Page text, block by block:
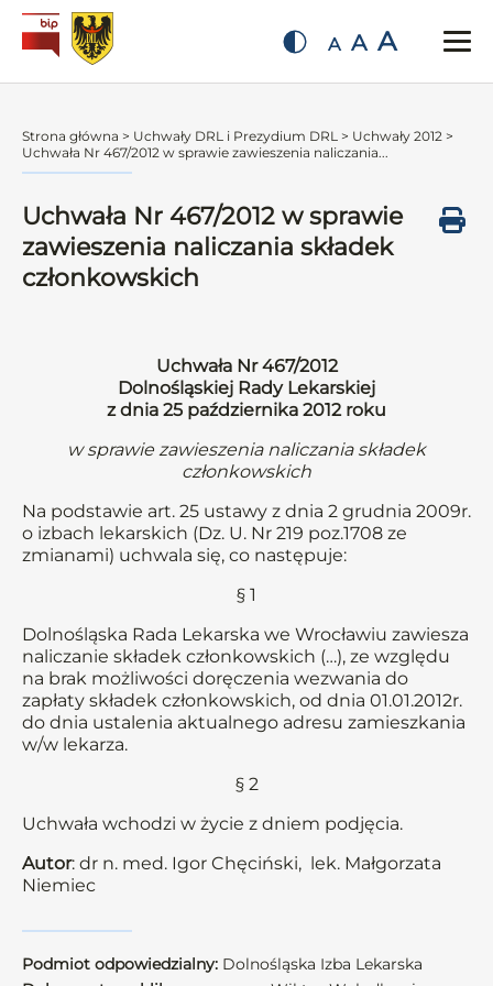
A A A
Strona główna > Uchwały DRL i Prezydium DRL > Uchwały 2012 >
Uchwała Nr 467/2012 w sprawie zawieszenia naliczania...
Uchwała Nr 467/2012 w sprawie
zawieszenia naliczania składek
członkowskich
Uchwała Nr 467/2012
Dolnośląskiej Rady Lekarskiej
z dnia 25 października 2012 roku
w sprawie zawieszenia naliczania składek
członkowskich
Na podstawie art. 25 ustawy z dnia 2 grudnia 2009r.
o izbach lekarskich (Dz. U. Nr 219 poz.1708 ze
zmianami) uchwala się, co następuje:
§ 1
Dolnośląska Rada Lekarska we Wrocławiu zawiesza
naliczanie składek członkowskich (…), ze względu
na brak możliwości doręczenia wezwania do
zapłaty składek członkowskich, od dnia 01.01.2012r.
do dnia ustalenia aktualnego adresu zamieszkania
w/w lekarza.
§ 2
Uchwała wchodzi w życie z dniem podjęcia.
Autor: dr n. med. Igor Chęciński, lek. Małgorzata
Niemiec
Podmiot odpowiedzialny: Dolnośląska Izba Lekarska